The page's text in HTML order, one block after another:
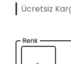
Ücretsiz
Renk